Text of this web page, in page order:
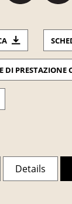
DI PRESTAZIONE
Details